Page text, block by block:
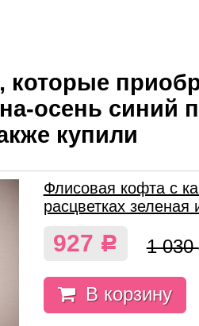
которые
осень синий
купили
Флисовая кофта с
расцветках зеленая
927 Р 1 030
В корзину